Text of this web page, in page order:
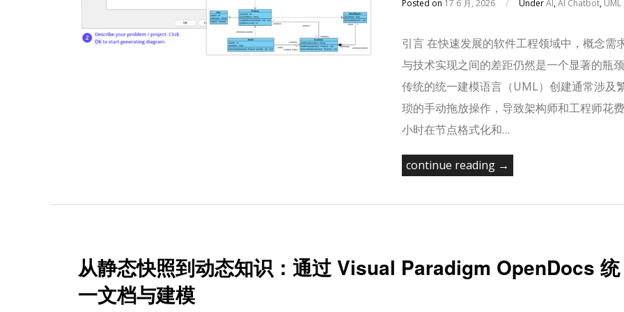
Posted on 17 6 月, 2026 / UnderAI,AI Chatbot, UML
引言 在快速发展的软件工程领域中，概念需
与技术实现之间的差距仍然是一个显著的瓶颈
传统的统一建模语言（UML）创建通常涉及
琐的手动拖放操作，导致架构师和工程师花
小时在节点格式化和…
continue reading →
从静态快照到动态知识：通过 Visual Paradigm OpenDocs 统
一文档与建模